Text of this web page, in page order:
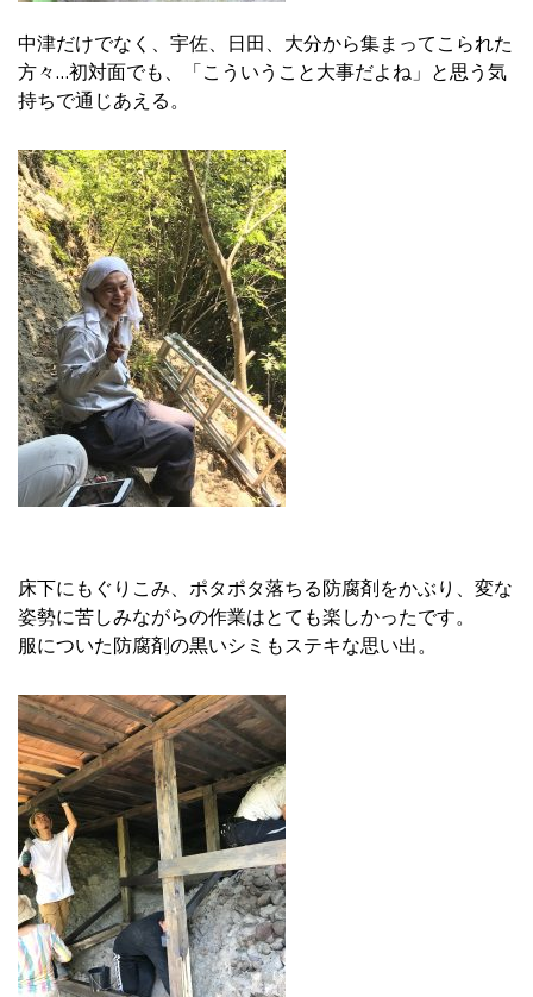
中津だけでなく、宇佐、日田、大分から集まってこられた
方々…初対面でも、「こういうこと大事だよね」と思う気
持ちで通じあえる。
床下にもぐりこみ、ポタポタ落ちる防腐剤をかぶり、変な
姿勢に苦しみながらの作業はとても楽しかったです。
服についた防腐剤の黒いシミもステキな思い出。